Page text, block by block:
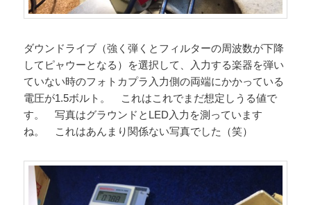
ダウンドライブ（強く弾くとフィルターの周波数が下降
してピャウーとなる）を選択して、入力する楽器を弾い
ていない時のフォトカプラ入力側の両端にかかっている
電圧が1.5ボルト。 これはこれでまだ想定しうる値で
す。 写真はグラウンドとLED入力を測っています
ね。 これはあんまり関係ない写真でした（笑）